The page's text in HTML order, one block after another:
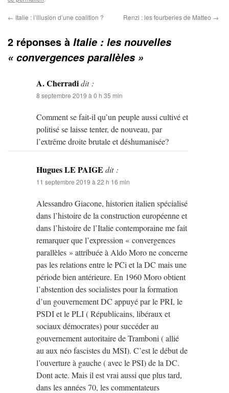
← Italie : l’illusion d’une coalition ? Renzi : les fourberies de Matteo →
2 réponses à Italie : les nouvelles
« convergences parallèles »
A. Cherradidit :
8 septembre 2019 à 0 h 35 min
Comment se fait-il qu’un peuple aussi cultivé et
politisé se laisse tenter, de nouveau, par
l’extrême droite brutale et déshumanisée?
Hugues LE PAIGE dit :
11 septembre 2019 à 22 h 16 min
Alessandro Giacone, historien italien spécialisé
dans l’histoire de la construction européenne et
dans l’histoire de l’Italie contemporaine me fait
remarquer que l’expression « convergences
parallèles » attribuée à Aldo Moro ne concerne
pas les relations entre le PCi et la DC mais une
période bien antérieure. En 1960 Moro obtient
l’abstention des socialistes pour la formation
d’un gouvernement DC appuyé par le PRI, le
PSDI et le PLI ( Républicains, libéraux et
sociaux démocrates) pour succéder au
gouvernement autoritaire de Tramboni ( allié
au aux néo fascistes du MSI). C’est le début de
l’ouverture à gauche ( avec le PSI) de la DC.
Dont acte. Mais il est vrai aussi que plus tard,
dans les années 70, les commentateurs